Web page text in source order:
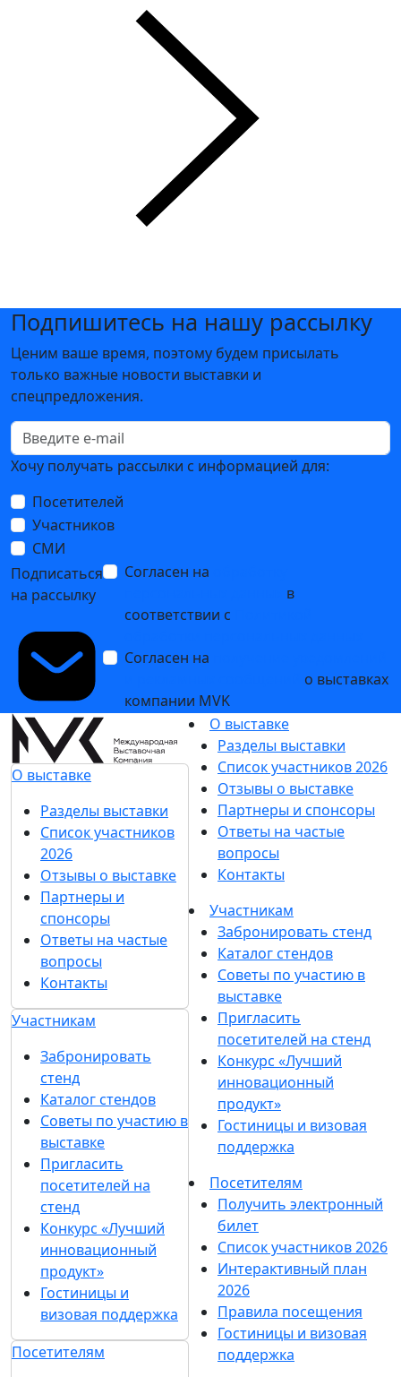
Подпишитесь на нашу рассылку
Ценим ваше время, поэтому будем присылать
только важные новости выставки и
спецпредложения.
Хочу получать рассылки с информацией для:
Посетителей
Участников
СМИ
Подписаться
на рассылку
Согласен на
в
соответствии с
Согласен на
о выставках
компании MVK
О выставке
Разделы выставки
Список участников
2026
Отзывы о выставке
Партнеры и
спонсоры
Ответы на частые
вопросы
Контакты
Участникам
Забронировать
стенд
Каталог стендов
Советы по участию в
выставке
Пригласить
посетителей на
стенд
Конкурс «Лучший
инновационный
продукт»
Гостиницы и
визовая поддержка
Посетителям
О выставке
Разделы выставки
Список участников 2026
Отзывы о выставке
Партнеры и спонсоры
Ответы на частые
вопросы
Контакты
Участникам
Забронировать стенд
Каталог стендов
Советы по участию в
выставке
Пригласить
посетителей на стенд
Конкурс «Лучший
инновационный
продукт»
Гостиницы и визовая
поддержка
Посетителям
Получить электронный
билет
Список участников 2026
Интерактивный план
2026
Правила посещения
Гостиницы и визовая
поддержка